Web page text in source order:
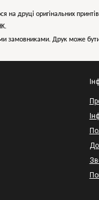
на друці оригінальних
замовниками. Друк може